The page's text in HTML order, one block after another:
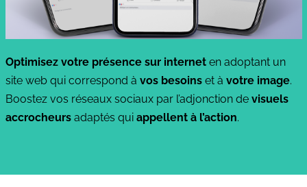
Optimisez votre présence sur interneten adoptant un
site web qui correspond à vos besoinset à votre image.
Boostez vos réseaux sociaux par l’adjonction de visuels
accrocheurs adaptés qui appellent à l’action.